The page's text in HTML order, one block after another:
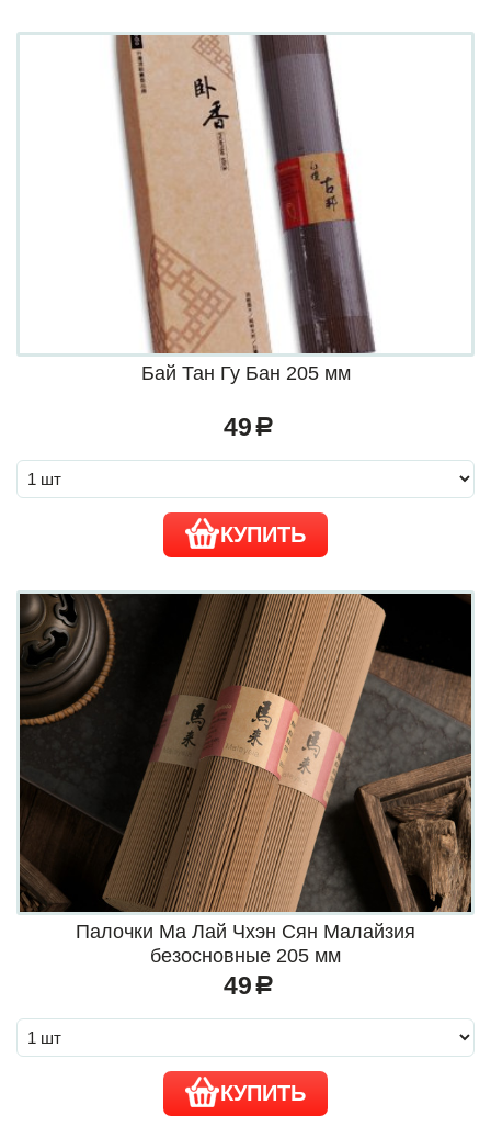
Бай Тан Гу Бан 205 мм
49 a
КУПИТЬ
Палочки Ма Лай Чхэн Сян Малайзия
безосновные 205 мм
49 a
КУПИТЬ